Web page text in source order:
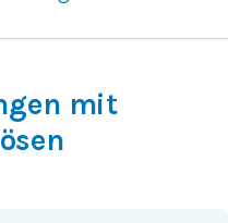
mit